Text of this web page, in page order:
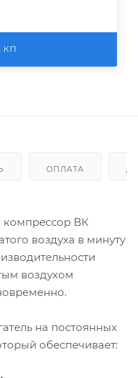
КП
ОПЛАТА
компрессор ВК
воздуха в минуту
воздухом
на постоянных
обеспечивает: